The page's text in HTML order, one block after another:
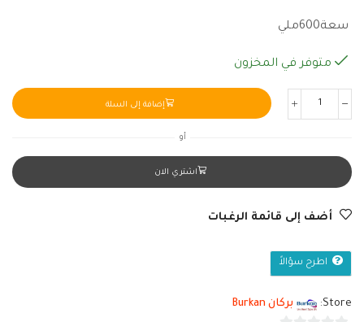
سعة600ملي
متوفر في المخزون
إضافة إلى السلة
أو
اشتري الان
أضف إلى قائمة الرغبات
اطرح سؤالاً
Store: بركان Burkan